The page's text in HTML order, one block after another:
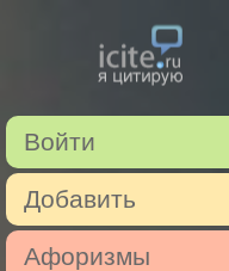
Войти
Добавить
Афоризмы